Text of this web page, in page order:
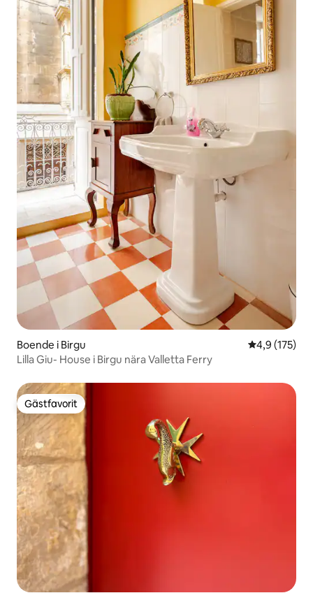
Boende i Birgu 4,9 av 5 i
4,9 (175)
Lilla Giu- House i Birgu nära Valletta Ferry
Gästfavorit
Gästfavorit